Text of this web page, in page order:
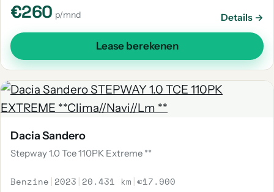
€260 p/mnd Details →
Lease berekenen
Dacia Sandero
Stepway 1.0 Tce 110PK Extreme **
Benzine | 2023 | 20.431 km |€17.900